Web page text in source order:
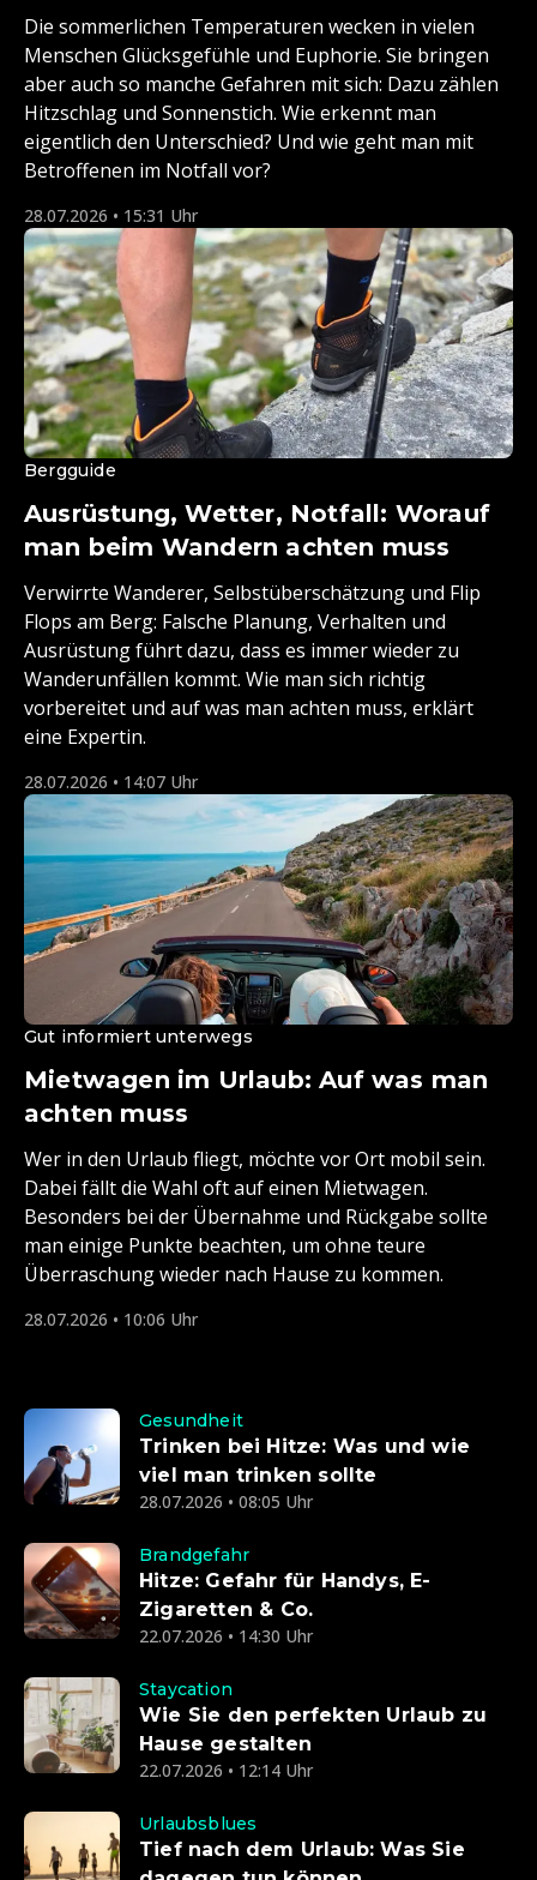
Die sommerlichen Temperaturen wecken in vielen
Menschen Glücksgefühle und Euphorie. Sie bringen
aber auch so manche Gefahren mit sich: Dazu zählen
Hitzschlag und Sonnenstich. Wie erkennt man
eigentlich den Unterschied? Und wie geht man mit
Betroffenen im Notfall vor?
28.07.2026 • 15:31 Uhr
Bergguide
Ausrüstung, Wetter, Notfall: Worauf
man beim Wandern achten muss
Verwirrte Wanderer, Selbstüberschätzung und Flip
Flops am Berg: Falsche Planung, Verhalten und
Ausrüstung führt dazu, dass es immer wieder zu
Wanderunfällen kommt. Wie man sich richtig
vorbereitet und auf was man achten muss, erklärt
eine Expertin.
28.07.2026 • 14:07 Uhr
Gut informiert unterwegs
Mietwagen im Urlaub: Auf was man
achten muss
Wer in den Urlaub fliegt, möchte vor Ort mobil sein.
Dabei fällt die Wahl oft auf einen Mietwagen.
Besonders bei der Übernahme und Rückgabe sollte
man einige Punkte beachten, um ohne teure
Überraschung wieder nach Hause zu kommen.
28.07.2026 • 10:06 Uhr
Gesundheit
Trinken bei Hitze: Was und wie
viel man trinken sollte
28.07.2026 • 08:05 Uhr
Brandgefahr
Hitze: Gefahr für Handys, E-
Zigaretten & Co.
22.07.2026 • 14:30 Uhr
Staycation
Wie Sie den perfekten Urlaub zu
Hause gestalten
22.07.2026 • 12:14 Uhr
Urlaubsblues
Tief nach dem Urlaub: Was Sie